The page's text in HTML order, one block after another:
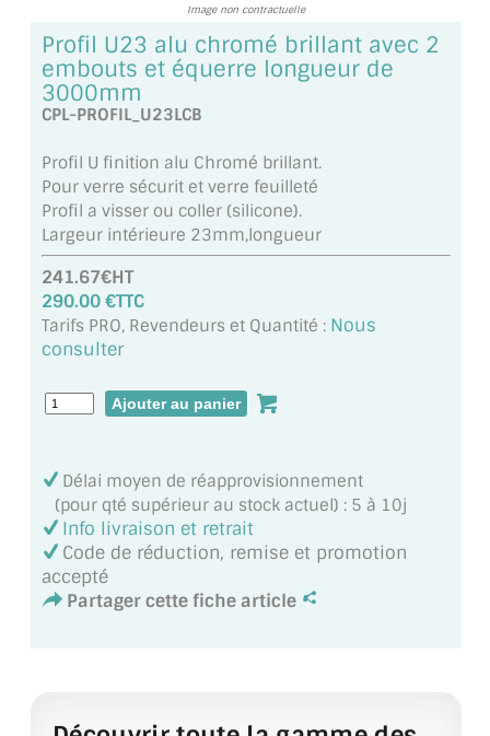
MIROIR VIEILLI
MIROIR DÉCORATIF DE COULEUR
LOTS DE MIROIRS EN MOZAÏQUE
MIROIR POUR PORTE
MIROIR DE SALLE DE BAIN
MIROIR PAROI DE DOUCHE
MIROIR POUR SALLE DE SPORT
MIROIR ENCADRÉ
VERRE SUR MESURE
VERRE EXTRACLAIR
VERRE TREMPÉ (SÉCURIT)
Image non contractuelle
Profil U23 alu chromé brillant avec 2
embouts et équerre longueur de
3000mm
CPL-PROFIL_U23LCB
Profil U finition alu Chromé brillant.
Pour verre sécurit et verre feuilleté
Profil a visser ou coller (silicone).
Largeur intérieure 23mm,longueur
241.67€HT
290.00 €TTC
Tarifs PRO, Revendeurs et Quantité : Nous
consulter
Délai moyen de réapprovisionnement
(pour qté supérieur au stock actuel) : 5 à 10j
Info livraison et retrait
Code de réduction, remise et promotion
accepté
Partager cette fiche article